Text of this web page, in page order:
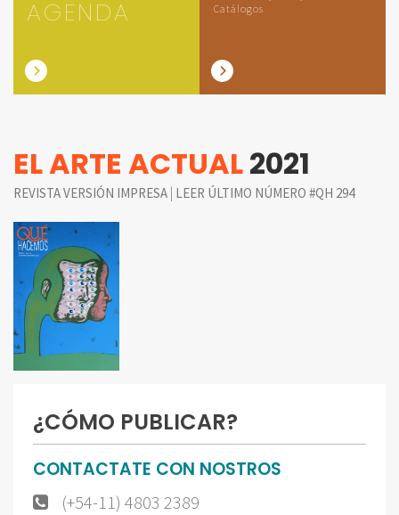
AGENDA
Catálogos
EL ARTE ACTUAL2021
REVISTA VERSIÓN IMPRESA | LEER ÚLTIMO NÚMERO #QH 294
¿CÓMO PUBLICAR?
CONTACTATE CON NOSTROS
(+54-11) 4803 2389